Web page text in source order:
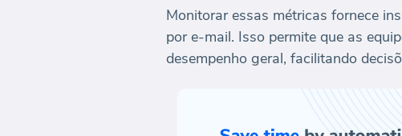
Monitorar essas métricas fornece
por e-mail. Isso permite que as
desempenho geral, facilitando